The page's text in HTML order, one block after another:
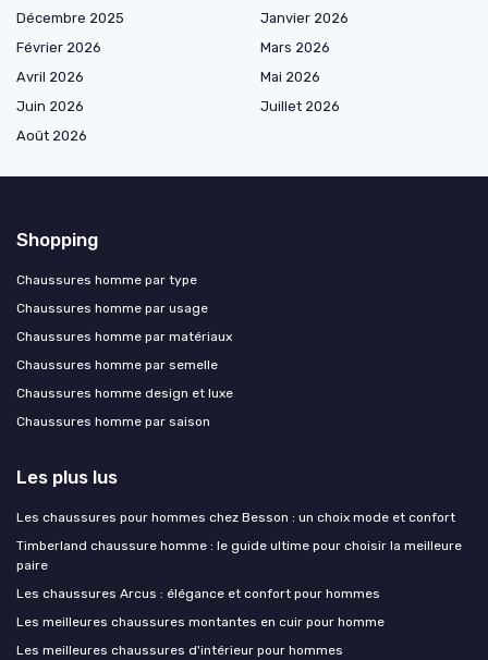
Décembre 2025
Janvier 2026
Février 2026
Mars 2026
Avril 2026
Mai 2026
Juin 2026
Juillet 2026
Août 2026
Shopping
Chaussures homme par type
Chaussures homme par usage
Chaussures homme par matériaux
Chaussures homme par semelle
Chaussures homme design et luxe
Chaussures homme par saison
Les plus lus
Les chaussures pour hommes chez Besson : un choix mode et confort
Timberland chaussure homme : le guide ultime pour choisir la meilleure
paire
Les chaussures Arcus : élégance et confort pour hommes
Les meilleures chaussures montantes en cuir pour homme
Les meilleures chaussures d'intérieur pour hommes